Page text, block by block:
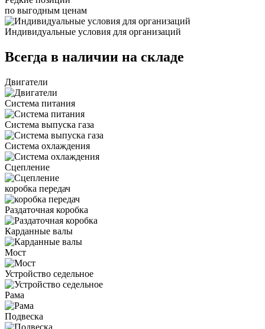
по выгодным ценам
Индивидуальные условия для организаций
Всегда в наличии на складе
Двигатели
Система питания
Система выпуска газа
Система охлаждения
Сцепление
коробка передач
Раздаточная коробка
Карданные валы
Мост
Устройство седельное
Рама
Подвеска